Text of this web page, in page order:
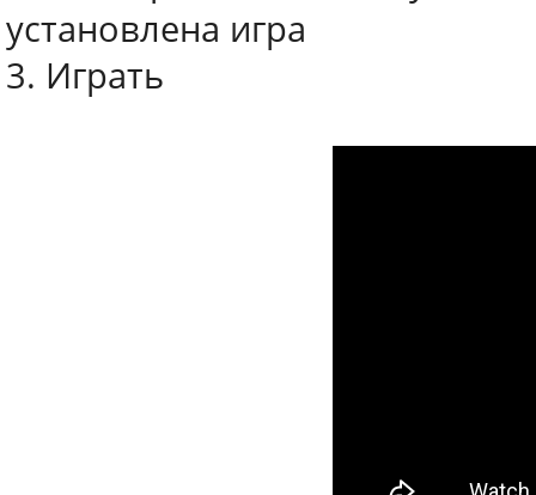
установлена игра
3. Играть